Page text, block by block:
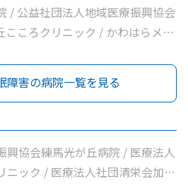
会浜野小児科内科クリニック / 練
ニック / 医療法人社団輝恭会いし
ＭＡＥ小林内科クリニック / 医
鼻咽喉科 / 医療法人社団蒼生会高
会優人光が丘クリニック / 光が
クリニック / 医療法人社団清栄
療法人社団誠信会わかばクリニ
/ 公益社団法人地域医療振興協会
ころクリニック / かわはらメン
障害の病院一覧を見る
興協会練馬光が丘病院 / 医療法人
ニック / 医療法人社団清栄会加藤